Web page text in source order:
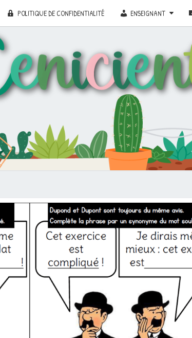
POLITIQUE DE CONFIDENTIALITÉ ENSEIGNANT